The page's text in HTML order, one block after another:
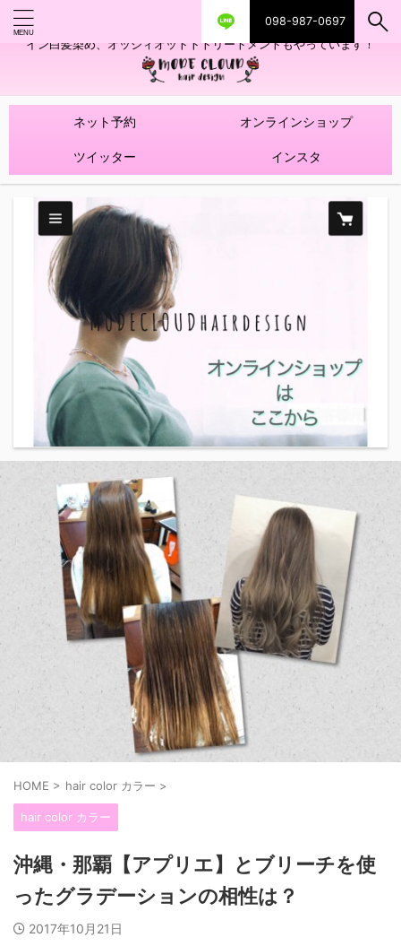
098-987-0697
艶ツヤヘアカラー！髪質改善トリートメントやハイライトを使ったデザ
イン白髪染め、オッジィオットトトリートメントもやっています！
ネット予約 オンラインショップ
ツイッター インスタ
HOME > hair color カラー >
hair color カラー
沖縄・那覇【アプリエ】とブリーチを使
ったグラデーションの相性は？
2017年10月21日